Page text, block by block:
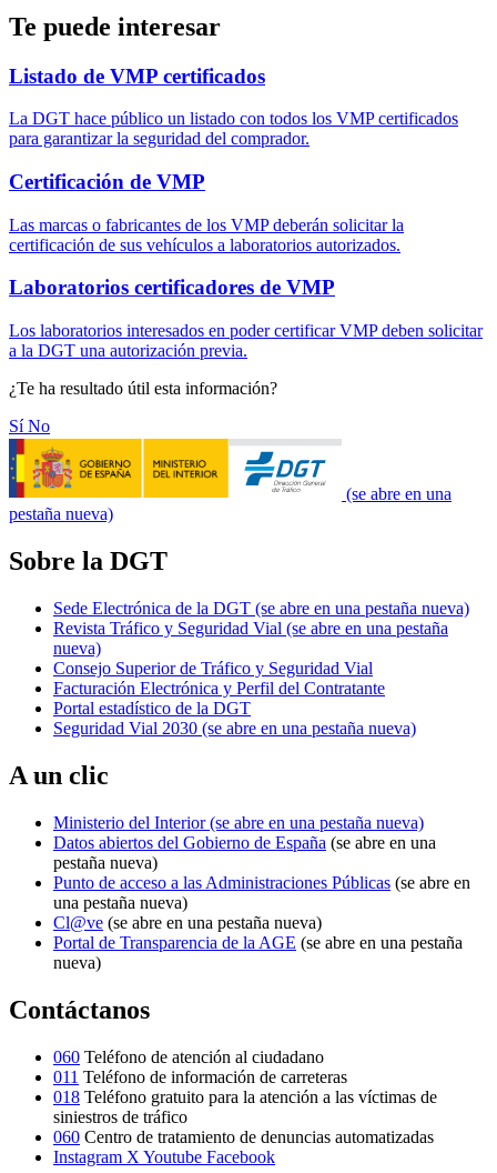
Te puede interesar
Listado de VMP certificados
La DGT hace público un listado con todos los VMP certificados
para garantizar la seguridad del comprador.
Certificación de VMP
Las marcas o fabricantes de los VMP deberán solicitar la
certificación de sus vehículos a laboratorios autorizados.
Laboratorios certificadores de VMP
Los laboratorios interesados en poder certificar VMP deben solicitar
a la DGT una autorización previa.
¿Te ha resultado útil esta información?
SíNo
(se abre en una
pestaña nueva)
Sobre la DGT
Sede Electrónica de la DGT (se abre en una pestaña nueva)
Revista Tráfico y Seguridad Vial (se abre en una pestaña
nueva)
Consejo Superior de Tráfico y Seguridad Vial
Facturación Electrónica y Perfil del Contratante
Portal estadístico de la DGT
Seguridad Vial 2030 (se abre en una pestaña nueva)
A un clic
Ministerio del Interior(se abre en una pestaña nueva)
Datos abiertos del Gobierno de España (se abre en una
pestaña nueva)
Punto de acceso a las Administraciones Públicas (se abre en
una pestaña nueva)
Cl@ve (se abre en una pestaña nueva)
Portal de Transparencia de la AGE (se abre en una pestaña
nueva)
Contáctanos
060 Teléfono de atención al ciudadano
011 Teléfono de información de carreteras
018 Teléfono gratuito para la atención a las víctimas de
siniestros de tráfico
060 Centro de tratamiento de denuncias automatizadas
Instagram X Youtube Facebook